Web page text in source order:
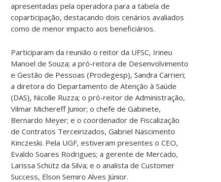
apresentadas pela operadora para a tabela de
coparticipação, destacando dois cenários avaliados
como de menor impacto aos beneficiários.
Participaram da reunião o reitor da UFSC, Irineu
Manoel de Souza; a pró-reitora de Desenvolvimento
e Gestão de Pessoas (Prodegesp), Sandra Carrieri;
a diretora do Departamento de Atenção à Saúde
(DAS), Nicolle Ruzza; o pró-reitor de Administração,
Vilmar Michereff Junior; o chefe de Gabinete,
Bernardo Meyer; e o coordenador de Fiscalização
de Contratos Terceirizados, Gabriel Nascimento
Kinczeski. Pela UGF, estiveram presentes o CEO,
Evaldo Soares Rodrigues; a gerente de Mercado,
Larissa Schütz da Silva; e o analista de Customer
Success, Elson Semiro Alves Júnior.